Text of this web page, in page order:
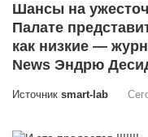
Шансы на
Палате
как низкие —
News Эндрю
Источник smart-lab